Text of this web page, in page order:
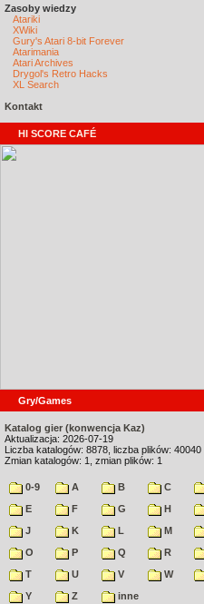
Zasoby wiedzy
Atariki
XWiki
Gury's Atari 8-bit Forever
Atarimania
Atari Archives
Drygol's Retro Hacks
XL Search
Kontakt
HI SCORE CAFÉ
Gry/Games
Katalog gier (konwencja Kaz)
Aktualizacja: 2026-07-19
Liczba katalogów: 8878, liczba plików: 40040
Zmian katalogów: 1, zmian plików: 1
0-9 A B C
E
F G H
J
K L M
O
P Q R
T
U V W
Y
Z
inne